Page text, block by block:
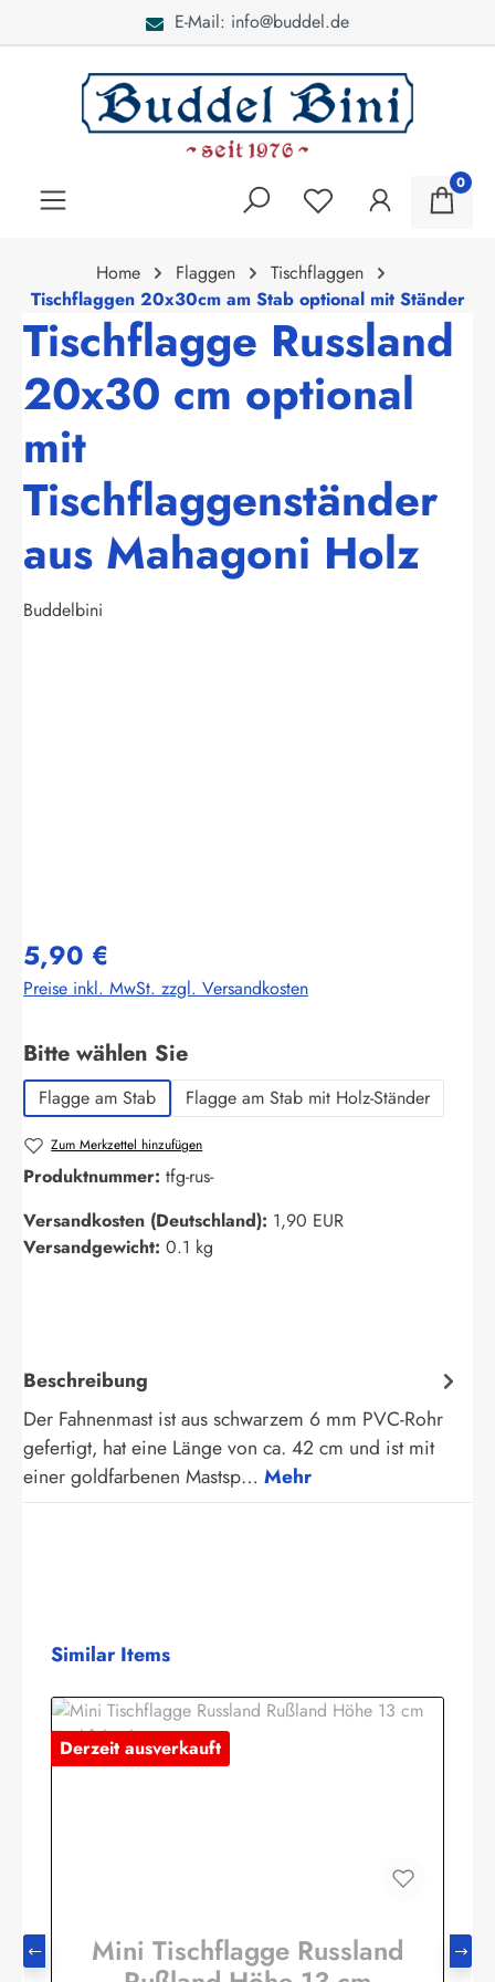
E-Mail: info@buddel.de
0
Home Flaggen
Tischflaggen
Tischflaggen 20x30cm am Stab optional mit Ständer
Tischflagge Russland
20x30 cm optional
mit
Tischflaggenständer
aus Mahagoni Holz
Buddelbini
5,90 €
Preise inkl. MwSt. zzgl. Versandkosten
Bitte wählen Sieauswählen
Flagge am Stab Flagge am Stab mit Holz-Ständer
Zum Merkzettel hinzufügen
Produktnummer: tfg-rus-
Versandkosten (Deutschland): 1,90 EUR
Versandgewicht: 0.1 kg
Beschreibung
Der Fahnenmast ist aus schwarzem 6 mm PVC-Rohr
gefertigt, hat eine Länge von ca. 42 cm und ist mit
einer goldfarbenen Mastsp… Mehr
Produktgalerie überspringen
Similar Items
Derzeit ausverkauft
Mini Tischflagge Russland